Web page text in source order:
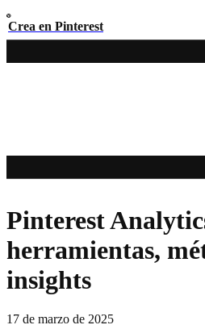
Crea en Pinterest
Pinterest
herramientas,
insights
17 de marzo de 2025